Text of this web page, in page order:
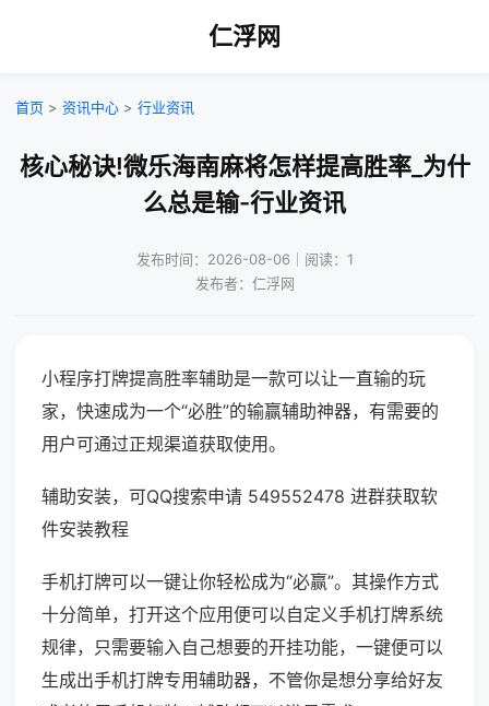
仁浮网
首页 > 资讯中心 > 行业资讯
核心秘诀!微乐海南麻将怎样提高胜率_为什
么总是输-行业资讯
发布时间：2026-08-06｜阅读：1
发布者：仁浮网
小程序打牌提高胜率辅助是一款可以让一直输的玩
家，快速成为一个“必胜”的输赢辅助神器，有需要的
用户可通过正规渠道获取使用。
辅助安装，可QQ搜索申请 549552478 进群获取软
件安装教程
手机打牌可以一键让你轻松成为“必赢”。其操作方式
十分简单，打开这个应用便可以自定义手机打牌系统
规律，只需要输入自己想要的开挂功能，一键便可以
生成出手机打牌专用辅助器，不管你是想分享给好友